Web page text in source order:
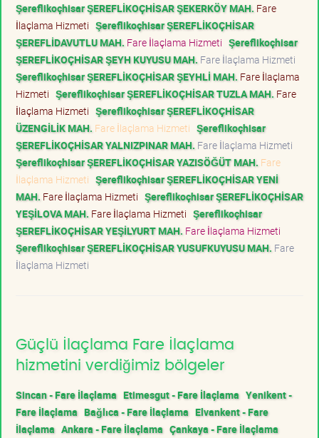
Şereflikoçhisar ŞEREFLİKOÇHİSAR ŞEKERKÖY MAH. Fare
İlaçlama Hizmeti Şereflikoçhisar ŞEREFLİKOÇHİSAR
ŞEREFLİDAVUTLU MAH. Fare İlaçlama Hizmeti Şereflikoçhisar
ŞEREFLİKOÇHİSAR ŞEYH KUYUSU MAH. Fare İlaçlama Hizmeti
Şereflikoçhisar ŞEREFLİKOÇHİSAR ŞEYHLİ MAH. Fare İlaçlama
Hizmeti Şereflikoçhisar ŞEREFLİKOÇHİSAR TUZLA MAH. Fare
İlaçlama Hizmeti Şereflikoçhisar ŞEREFLİKOÇHİSAR
ÜZENGİLİK MAH. Fare İlaçlama Hizmeti Şereflikoçhisar
ŞEREFLİKOÇHİSAR YALNIZPINAR MAH. Fare İlaçlama Hizmeti
Şereflikoçhisar ŞEREFLİKOÇHİSAR YAZISÖĞÜT MAH. Fare
İlaçlama Hizmeti Şereflikoçhisar ŞEREFLİKOÇHİSAR YENİ
MAH. Fare İlaçlama Hizmeti Şereflikoçhisar ŞEREFLİKOÇHİSAR
YEŞİLOVA MAH. Fare İlaçlama Hizmeti Şereflikoçhisar
ŞEREFLİKOÇHİSAR YEŞİLYURT MAH. Fare İlaçlama Hizmeti
Şereflikoçhisar ŞEREFLİKOÇHİSAR YUSUFKUYUSU MAH. Fare
İlaçlama Hizmeti
Güçlü İlaçlama Fare İlaçlama
hizmetini verdiğimiz bölgeler
Sincan - Fare İlaçlama Etimesgut - Fare İlaçlama Yenikent -
Fare İlaçlama Bağlıca - Fare İlaçlama Elvankent - Fare
İlaçlama Ankara - Fare İlaçlama Çankaya - Fare İlaçlama